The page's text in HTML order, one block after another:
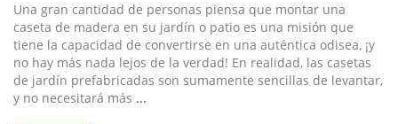
Una gran cantidad de personas piensa que montar una
caseta de madera en su jardín o patio es una misión que
tiene la capacidad de convertirse en una auténtica odisea, ¡y
no hay más nada lejos de la verdad! En realidad, las casetas
de jardín prefabricadas son sumamente sencillas de levantar,
y no necesitará más ...